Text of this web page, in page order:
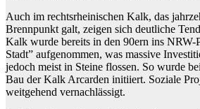
Auch im rechtsrheinischen Kalk, das
Brennpunkt galt, zeigen sich deutliche
Kalk wurde bereits in den 90ern ins NRW-
Stadt” aufgenommen, was massive
jedoch meist in Steine flossen. So wurde
Bau der Kalk Arcarden initiiert. Soziale
weitgehend vernachlässigt.